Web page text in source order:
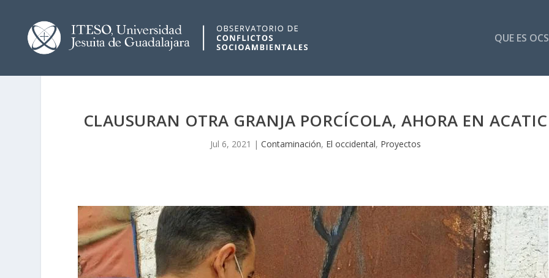
QUE ES
CLAUSURAN OTRA GRANJA PORCÍCOLA, AHORA EN ACATIC
Jul 6, 2021 | Contaminación, El occidental, Proyectos